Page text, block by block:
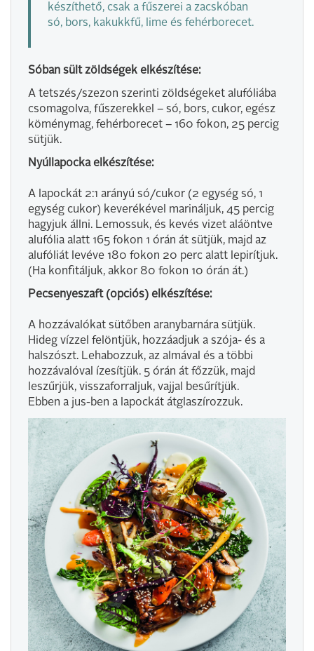
készíthető, csak a fűszerei a zacskóban
só, bors, kakukkfű, lime és fehérborecet.
Sóban sült zöldségek elkészítése:
A tetszés/szezon szerinti zöldségeket alufóliába
csomagolva, fűszerekkel – só, bors, cukor, egész
köménymag, fehérborecet – 160 fokon, 25 percig
sütjük.
Nyúllapocka elkészítése:
A lapockát 2:1 arányú só/cukor (2 egység só, 1
egység cukor) keverékével marináljuk, 45 percig
hagyjuk állni. Lemossuk, és kevés vizet aláöntve
alufólia alatt 165 fokon 1 órán át sütjük, majd az
alufóliát levéve 180 fokon 20 perc alatt lepirítjuk.
(Ha konfitáljuk, akkor 80 fokon 10 órán át.)
Pecsenyeszaft (opciós) elkészítése:
A hozzávalókat sütőben aranybarnára sütjük.
Hideg vízzel felöntjük, hozzáadjuk a szója- és a
halszószt. Lehabozzuk, az almával és a többi
hozzávalóval ízesítjük. 5 órán át főzzük, majd
leszűrjük, visszaforraljuk, vajjal besűrítjük.
Ebben a jus-ben a lapockát átglaszírozzuk.